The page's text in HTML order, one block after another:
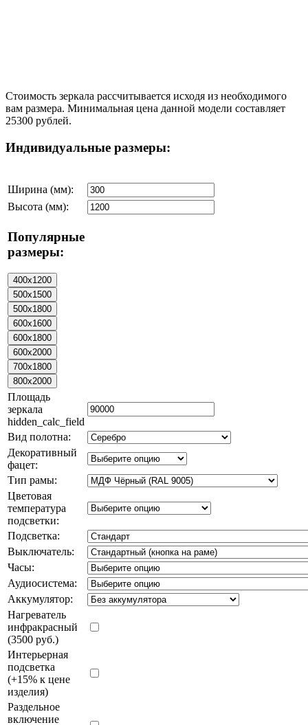
Стоимость зеркала рассчитывается исходя из необходимого
вам размера. Минимальная цена данной модели составляет
25300 рублей.
Индивидуальные размеры:
Ширина (мм):
Высота (мм):
Популярные
размеры:
Площадь
зеркала
hidden_calc_field
Вид полотна:
Декоративный
фацет:
Тип рамы:
Цветовая
температура
подсветки:
Подсветка:
Выключатель:
Часы:
Аудиосистема:
Аккумулятор:
Нагреватель
инфракрасный
(3500 руб.)
Интерьерная
подсветка
(+15% к цене
изделия)
Раздельное
включение